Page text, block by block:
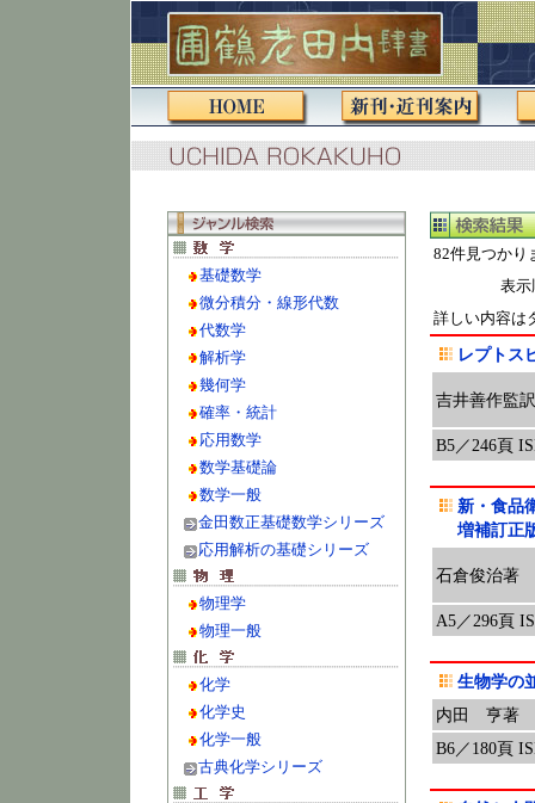
基礎数学
微分積分・線形代数
代数学
解析学
幾何学
確率・統計
応用数学
数学基礎論
数学一般
金田数正基礎数学シリーズ
応用解析の基礎シリーズ
物理学
物理一般
化学
化学史
化学一般
古典化学シリーズ
82件見つかり
表
詳しい内容は
レプトス
吉井善作監
B5／246頁
新・食品
増補訂正
石倉俊治著
A5／296頁
生物学の
内田 亨著
B6／180頁